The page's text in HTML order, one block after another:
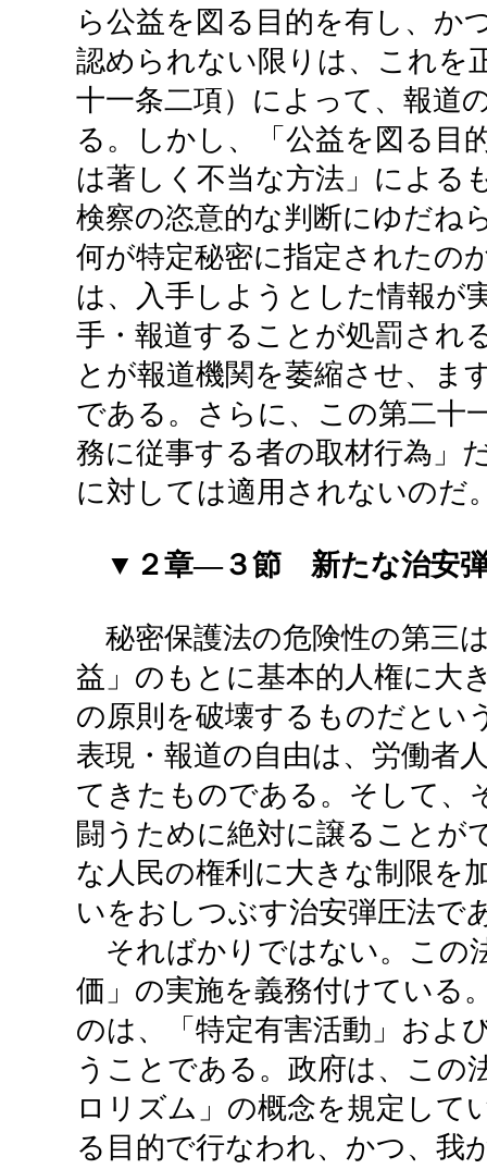
ら公益を図る目的を有し、か
認められない限りは、これを
十一条二項）によって、報道
る。しかし、「公益を図る目
は著しく不当な方法」による
検察の恣意的な判断にゆだね
何が特定秘密に指定されたの
は、入手しようとした情報が
手・報道することが処罰され
とが報道機関を萎縮させ、ま
である。さらに、この第二十
務に従事する者の取材行為」
に対しては適用されないのだ
▼２章―３節 新たな治安
秘密保護法の危険性の第三
益」のもとに基本的人権に大
の原則を破壊するものだとい
表現・報道の自由は、労働者
てきたものである。そして、
闘うために絶対に譲ることが
な人民の権利に大きな制限を
いをおしつぶす治安弾圧法で
そればかりではない。この
価」の実施を義務付けている
のは、「特定有害活動」およ
うことである。政府は、この
ロリズム」の概念を規定して
る目的で行なわれ、かつ、我